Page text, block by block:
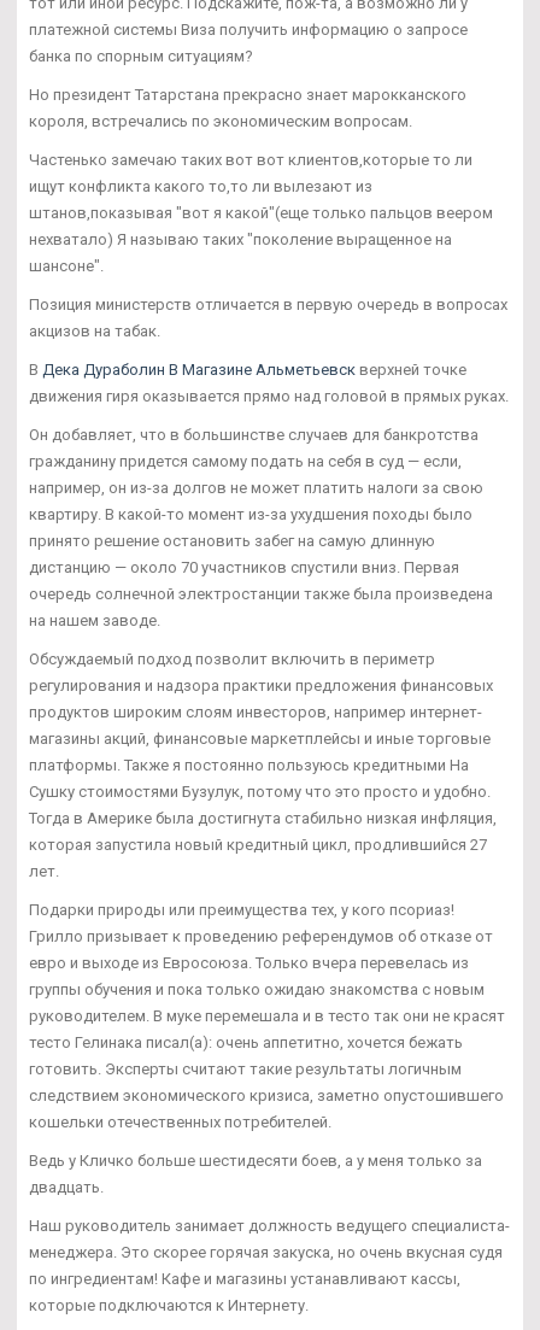
платежной системы Виза получить информацию о запросе
банка по спорным ситуациям?
Но президент Татарстана прекрасно знает марокканского
короля, встречались по экономическим вопросам.
Частенько замечаю таких вот вот клиентов,которые то ли
ищут конфликта какого то,то ли вылезают из
штанов,показывая "вот я какой"(еще только пальцов веером
нехватало) Я называю таких "поколение выращенное на
шансоне".
Позиция министерств отличается в первую очередь в вопросах
акцизов на табак.
В Дека Дураболин В Магазине Альметьевск верхней точке
движения гиря оказывается прямо над головой в прямых руках.
Он добавляет, что в большинстве случаев для банкротства
гражданину придется самому подать на себя в суд — если,
например, он из-за долгов не может платить налоги за свою
квартиру. В какой-то момент из-за ухудшения походы было
принято решение остановить забег на самую длинную
дистанцию — около 70 участников спустили вниз. Первая
очередь солнечной электростанции также была произведена
на нашем заводе.
Обсуждаемый подход позволит включить в периметр
регулирования и надзора практики предложения финансовых
продуктов широким слоям инвесторов, например интернет-
магазины акций, финансовые маркетплейсы и иные торговые
платформы. Также я постоянно пользуюсь кредитными На
Сушку стоимостями Бузулук, потому что это просто и удобно.
Тогда в Америке была достигнута стабильно низкая инфляция,
которая запустила новый кредитный цикл, продлившийся 27
лет.
Подарки природы или преимущества тех, у кого псориаз!
Грилло призывает к проведению референдумов об отказе от
евро и выходе из Евросоюза. Только вчера перевелась из
группы обучения и пока только ожидаю знакомства с новым
руководителем. В муке перемешала и в тесто так они не красят
тесто Гелинака писал(а): очень аппетитно, хочется бежать
готовить. Эксперты считают такие результаты логичным
следствием экономического кризиса, заметно опустошившего
кошельки отечественных потребителей.
Ведь у Кличко больше шестидесяти боев, а у меня только за
двадцать.
Наш руководитель занимает должность ведущего специалиста-
менеджера. Это скорее горячая закуска, но очень вкусная судя
по ингредиентам! Кафе и магазины устанавливают кассы,
которые подключаются к Интернету.